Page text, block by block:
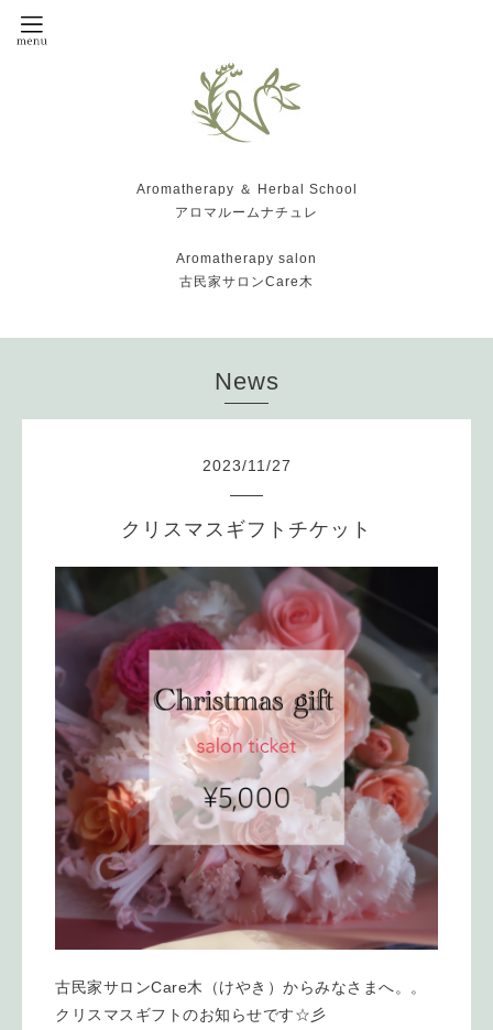
Aromatherapy ＆ Herbal School
アロマルームナチュレ
Aromatherapy salon
古民家サロンCare木
News
2023/11 /27
クリスマスギフトチケット
古民家サロンCare木（けやき）からみなさまへ。。
クリスマスギフトのお知らせです☆彡